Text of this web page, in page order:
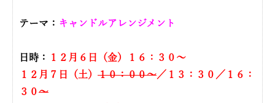
テーマ： キャンドルアレンジメント
日時： １２ 月６日（金）１６：３０〜
１２月７日（土） １０：００〜／１３：３０／１６：
３０〜